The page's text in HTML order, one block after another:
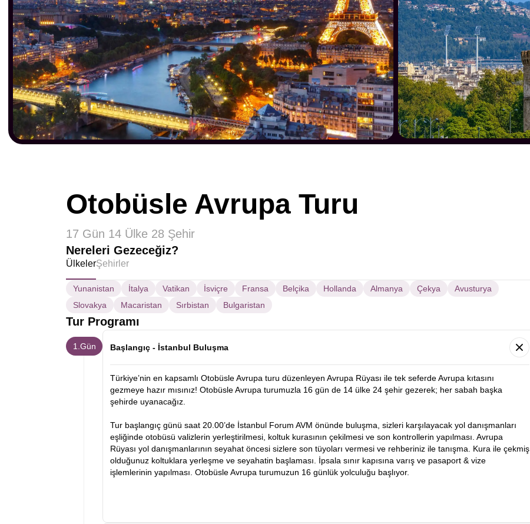
Otobüsle Avrupa Turu
17 Gün 14 Ülke 28 Şehir
Nereleri Gezeceğiz?
ÜlkelerŞehirler
Yunanistan İtalya Vatikan İsviçre Fransa Belçika Hollanda Almanya Çekya
Avusturya
Slovakya
Macaristan Sırbistan Bulgaristan
Tur Programı
1.Gün Başlangıç - İstanbul Buluşma
Türkiye’nin en kapsamlı Otobüsle Avrupa turu düzenleyen Avrupa Rüyası ile tek seferde Avrupa kıtasını
gezmeye hazır mısınız! Otobüsle Avrupa turumuzla 16 gün de 14 ülke 24 şehir gezerek; her sabah başka
şehirde uyanacağız.
Tur başlangıç günü saat 20.00’de İstanbul Forum AVM önünde buluşma, sizleri karşılayacak yol danışmanları
eşliğinde otobüsü valizlerin yerleştirilmesi, koltuk kurasının çekilmesi ve son kontrollerin yapılması. Avrupa
Rüyası yol danışmanlarının seyahat öncesi sizlere son tüyoları vermesi ve rehberiniz ile tanışma. Kura ile çekmiş
olduğunuz koltuklara yerleşme ve seyahatin başlaması. İpsala sınır kapısına varış ve pasaport & vize
işlemlerinin yapılması. Otobüsle Avrupa turumuzun 16 günlük yolculuğu başlıyor.